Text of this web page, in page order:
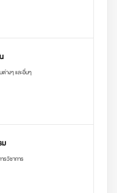
ต่างๆ และอื่นๆ
ม
รวิชาการ